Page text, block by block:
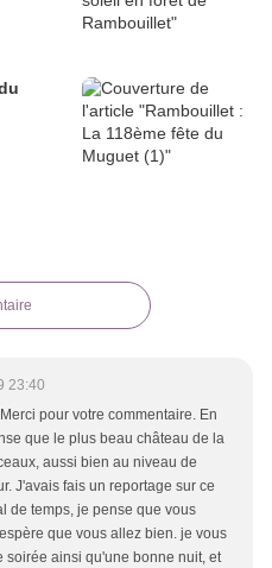
23:40
pour votre commentaire. En
que le plus beau château de la
aussi bien au niveau de
J'avais fais un reportage sur ce
de temps, je pense que vous
que vous allez bien. je vous
soirée ainsi qu'une bonne nuit, et